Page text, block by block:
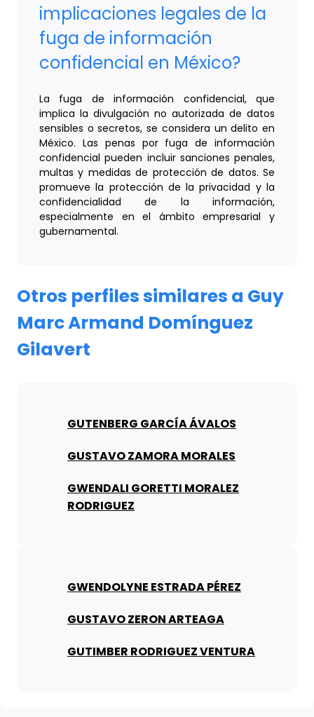
implicaciones legales de la
fuga de información
confidencial en México?
La fuga de información confidencial, que
implica la divulgación no autorizada de datos
sensibles o secretos, se considera un delito en
México. Las penas por fuga de información
confidencial pueden incluir sanciones penales,
multas y medidas de protección de datos. Se
promueve la protección de la privacidad y la
confidencialidad de la información,
especialmente en el ámbito empresarial y
gubernamental.
Otros perfiles similares a Guy
Marc Armand Domínguez
Gilavert
GUTENBERG GARCÍA ÁVALOS
GUSTAVO ZAMORA MORALES
GWENDALI GORETTI MORALEZ
RODRIGUEZ
GWENDOLYNE ESTRADA PÉREZ
GUSTAVO ZERON ARTEAGA
GUTIMBER RODRIGUEZ VENTURA